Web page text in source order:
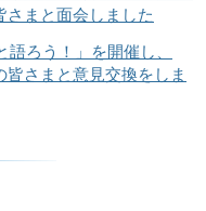
まと面会しました
ろう！」を開催し、
さまと意見交換をしま